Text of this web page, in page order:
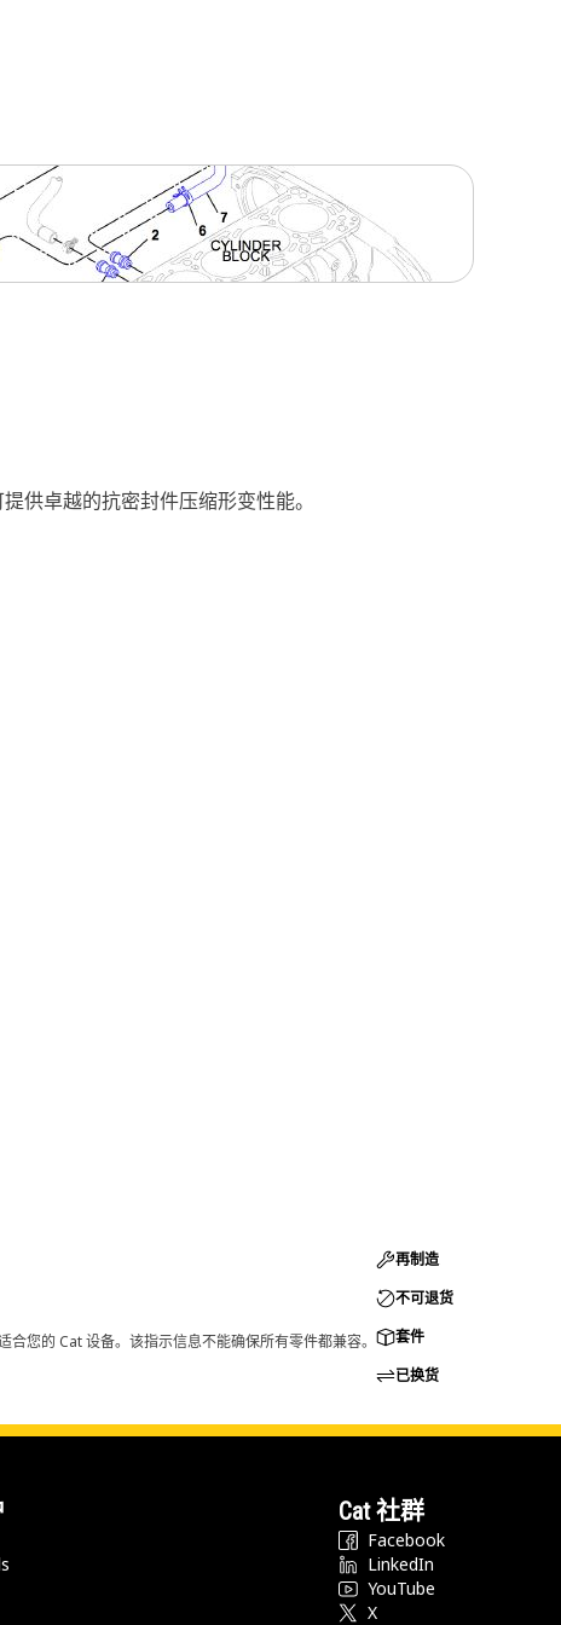
供卓越的抗密封件压缩形变性能。
您的 Cat 设备。该指示信息不能确保所有零件都兼容。
再制造
不可退货
套件
已换货
Cat 社群
Facebook
LinkedIn
YouTube
X